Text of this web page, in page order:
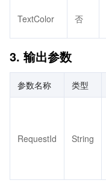
TextColor 否
3. 输出参数
参数名称 类型
RequestId String